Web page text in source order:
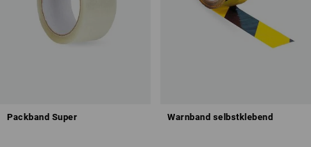
Packband Super Warnband selbstklebend